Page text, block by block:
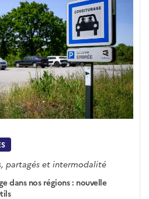
partagés et intermodalité
dans nos régions : nouvelle